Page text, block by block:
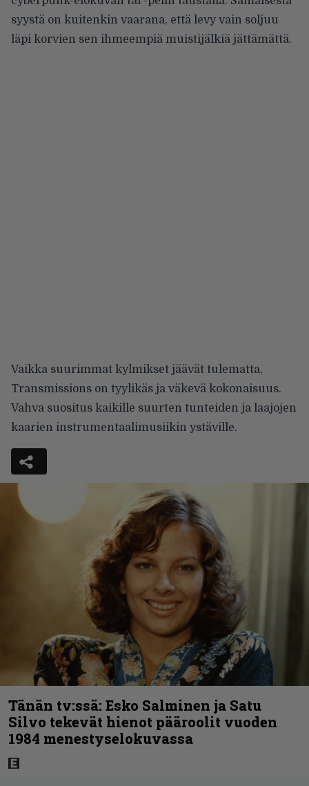
syystä on kuitenkin vaarana, että levy vain soljuu
läpi korvien sen ihmeempiä muistijälkiä jättämättä.
Vaikka suurimmat kylmikset jää­vät tulematta,
Transmissions on tyylikäs ja väkevä kokonaisuus.
Vahva suositus kaikille suurten tun­teiden ja laajojen
kaarien instru­mentaalimusiikin ystäville.
Tänän tv:ssä: Esko Salminen ja Satu
Silvo tekevät hienot pääroolit vuoden
1984 menestyselokuvassa